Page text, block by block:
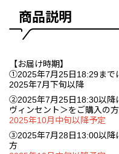
商品説明
【お届け時期】
①2025年7月25日18:29まで
2025年7月下旬以降
②2025年7月25日18:30以降
ヴィンセント＞をご購入の方
2025年10月中旬以降予定
③2025年7月28日13:00以降
方